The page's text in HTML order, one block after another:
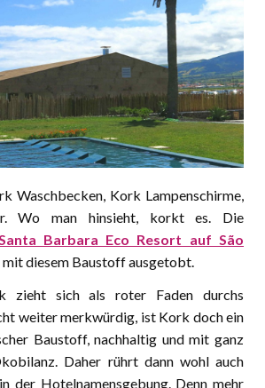
Waschbecken, Kork Lampenschirme,
Wo man hinsieht, korkt es. Die
Barbara Eco Resort auf São
mit diesem Baustoff ausgetobt.
zieht sich als roter Faden durchs
weiter merkwürdig, ist Kork doch ein
Baustoff, nachhaltig und mit ganz
Daher rührt dann wohl auch
der Hotelnamensgebung. Denn mehr